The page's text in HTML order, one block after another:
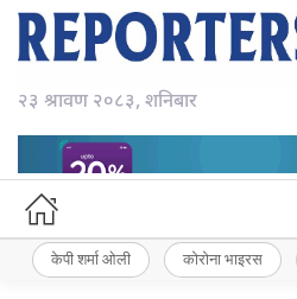
२३ श्रावण २०८३, शनिबार
केपी शर्मा ओली कोरोना भाइरस